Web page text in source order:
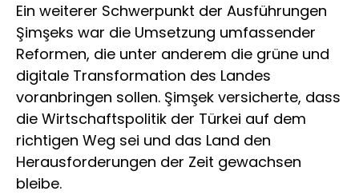
Ein weiterer Schwerpunkt der Ausführungen
Şimşeks war die Umsetzung umfassender
Reformen, die unter anderem die grüne und
digitale Transformation des Landes
voranbringen sollen. Şimşek versicherte, dass
die Wirtschaftspolitik der Türkei auf dem
richtigen Weg sei und das Land den
Herausforderungen der Zeit gewachsen
bleibe.